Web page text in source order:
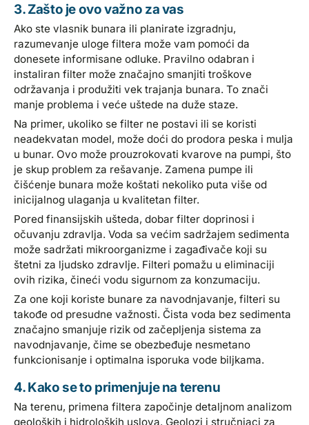
3. Zašto je ovo važno za vas
Ako ste vlasnik bunara ili planirate izgradnju,
razumevanje uloge filtera može vam pomoći da
donesete informisane odluke. Pravilno odabran i
instaliran filter može značajno smanjiti troškove
održavanja i produžiti vek trajanja bunara. To znači
manje problema i veće uštede na duže staze.
Na primer, ukoliko se filter ne postavi ili se koristi
neadekvatan model, može doći do prodora peska i mulja
u bunar. Ovo može prouzrokovati kvarove na pumpi, što
je skup problem za rešavanje. Zamena pumpe ili
čišćenje bunara može koštati nekoliko puta više od
inicijalnog ulaganja u kvalitetan filter.
Pored finansijskih ušteda, dobar filter doprinosi i
očuvanju zdravlja. Voda sa većim sadržajem sedimenta
može sadržati mikroorganizme i zagađivače koji su
štetni za ljudsko zdravlje. Filteri pomažu u eliminaciji
ovih rizika, čineći vodu sigurnom za konzumaciju.
Za one koji koriste bunare za navodnjavanje, filteri su
takođe od presudne važnosti. Čista voda bez sedimenta
značajno smanjuje rizik od začepljenja sistema za
navodnjavanje, čime se obezbeđuje nesmetano
funkcionisanje i optimalna isporuka vode biljkama.
4. Kako se to primenjuje na terenu
Na terenu, primena filtera započinje detaljnom analizom
geoloških i hidroloških uslova. Geolozi i stručnjaci za